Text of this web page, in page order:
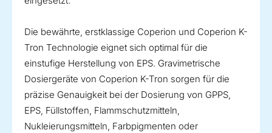
Die bewährte, erstklassige Coperion und Coperion K-
Tron Technologie eignet sich optimal für die
einstufige Herstellung von EPS. Gravimetrische
Dosiergeräte von Coperion K-Tron sorgen für die
präzise Genauigkeit bei der Dosierung von GPPS,
EPS, Füllstoffen, Flammschutzmitteln,
Nukleierungsmitteln, Farbpigmenten oder